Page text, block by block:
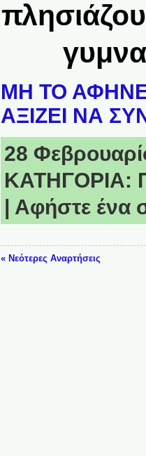
ΜΗ ΤΟ
ΑΞΙΖΕΙ ΝΑ
28
ΚΑΤΗΓΟΡΙΑ:
Αφήστε ένα
« Νεότερες Αναρτήσεις